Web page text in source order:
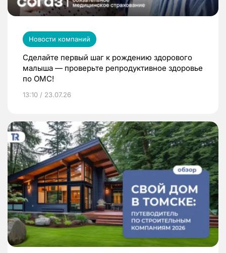
Новости компаний
Сделайте первый шаг к рождению здорового
малыша — проверьте репродуктивное здоровье
по ОМС!
13:10 / 23.07.26